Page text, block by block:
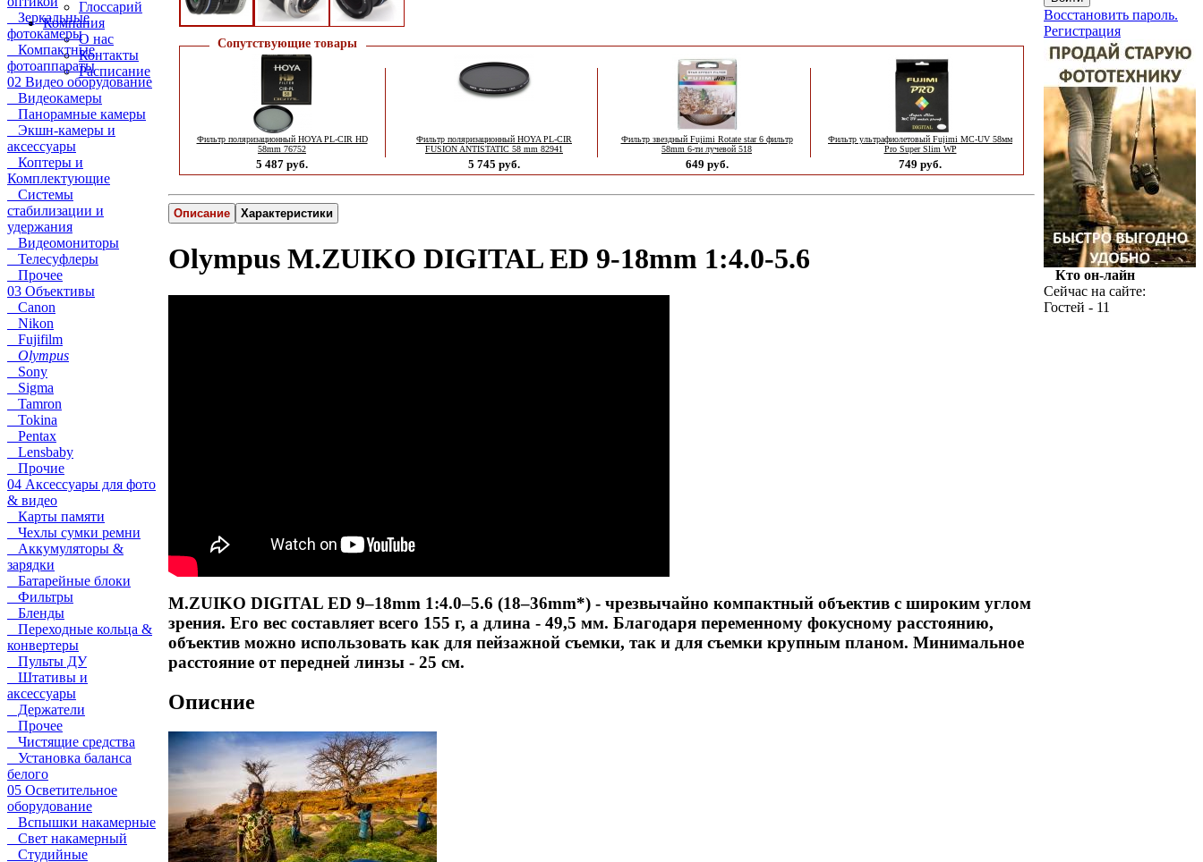
Глоссарий
Компания
О нас
Контакты
Расписание
Зеркальные
фотокамеры
Компактные
фотоаппараты
02 Видео оборудование
Видеокамеры
Панорамные камеры
Экшн-камеры и
аксессуары
Коптеры и
Комплектующие
Системы
стабилизации и
удержания
Видеомониторы
Телесуфлеры
Прочее
03 Объективы
Canon
Nikon
Fujifilm
Olympus
Sony
Sigma
Tamron
Tokina
Pentax
Lensbaby
Прочие
04 Аксессуары для фото
& видео
Карты памяти
Чехлы сумки ремни
Аккумуляторы &
зарядки
Батарейные блоки
Фильтры
Бленды
Переходные кольца &
конвертеры
Пульты ДУ
Штативы и
аксессуары
Держатели
Прочее
Чистящие средства
Установка баланса
белого
05 Осветительное
оборудование
Вспышки накамерные
Свет накамерный
Студийные
Сопутствующие товары
Фильтр поляризационный HOYA PL-CIR HD
58mm 76752
5 487 руб.
Фильтр поляризационный HOYA PL-CIR
FUSION ANTISTATIC 58 mm 82941
5 745 руб.
Фильтр звездный Fujimi Rotate star 6 фильтр
58mm 6-ти лучевой 518
649 руб.
Фильтр ультрафиолетовый Fujimi MC-UV 58мм
Pro Super Slim WP
749 руб.
Описание Характеристики
Olympus M.ZUIKO DIGITAL ED 9‑18mm 1:4.0‑5.6
M.ZUIKO DIGITAL ED 9–18mm 1:4.0–5.6 (18–36mm*) - чрезвычайно компактный объектив с широким углом
зрения. Его вес составляет всего 155 г, а длина - 49,5 мм. Благодаря переменному фокусному расстоянию,
объектив можно использовать как для пейзажной съемки, так и для съемки крупным планом. Минимальное
расстояние от передней линзы - 25 см.
Описние
Восстановить пароль.
Регистрация
Кто он-лайн
Сейчас на сайте:
Гостей - 11